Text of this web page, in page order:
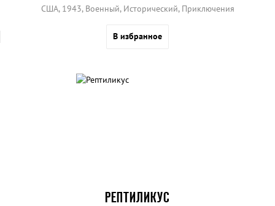
США, 1943, Военный, Исторический, Приключения
В избранное
РЕПТИЛИКУС